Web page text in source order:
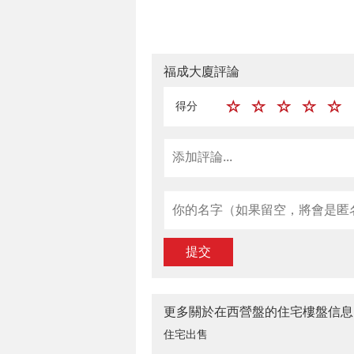
福成大廈評論
得分
提交
更多關於在西營盤的住宅樓盤信息
住宅出售